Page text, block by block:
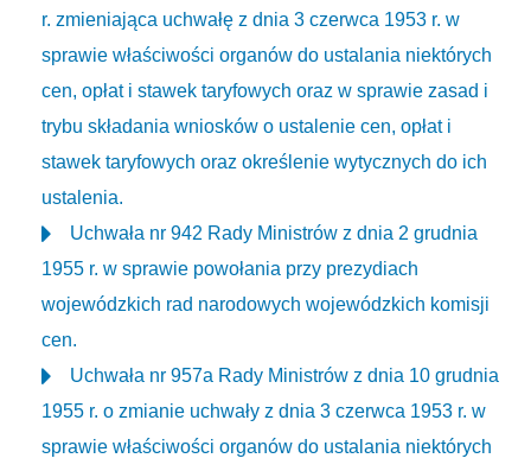
r. zmieniająca uchwałę z dnia 3 czerwca 1953 r. w
sprawie właściwości organów do ustalania niektórych
cen, opłat i stawek taryfowych oraz w sprawie zasad i
trybu składania wniosków o ustalenie cen, opłat i
stawek taryfowych oraz określenie wytycznych do ich
ustalenia.
Uchwała nr 942 Rady Ministrów z dnia 2 grudnia
1955 r. w sprawie powołania przy prezydiach
wojewódzkich rad narodowych wojewódzkich komisji
cen.
Uchwała nr 957a Rady Ministrów z dnia 10 grudnia
1955 r. o zmianie uchwały z dnia 3 czerwca 1953 r. w
sprawie właściwości organów do ustalania niektórych